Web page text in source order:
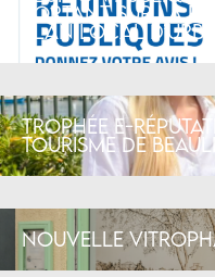
portant sur la
Plan Local
Trophée e-
tourisme de
Nouvelle